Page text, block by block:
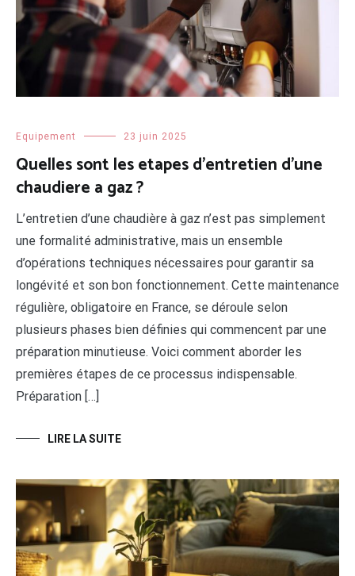
Equipement 23 juin 2025
Quelles sont les etapes d’entretien d’une
chaudiere a gaz ?
L’entretien d’une chaudière à gaz n’est pas simplement
une formalité administrative, mais un ensemble
d’opérations techniques nécessaires pour garantir sa
longévité et son bon fonctionnement. Cette maintenance
régulière, obligatoire en France, se déroule selon
plusieurs phases bien définies qui commencent par une
préparation minutieuse. Voici comment aborder les
premières étapes de ce processus indispensable.
Préparation […]
LIRE LA SUITE